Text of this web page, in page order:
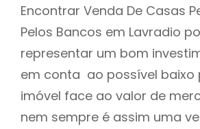
Encontrar Venda De Casas
Pelos Bancos em Lavradio
representar um bom
em conta ao possível baixo
imóvel face ao valor de
nem sempre é assim uma